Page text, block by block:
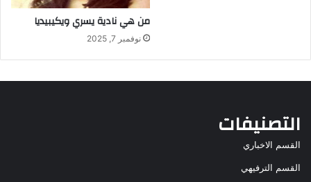
من هي نادية يسري ويكيبيديا
نوفمبر 7, 2025
التصنيفات
القسم الاخباري
القسم الترفيهي